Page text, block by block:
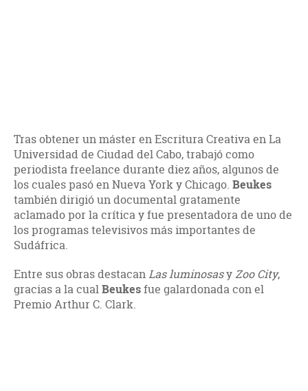
Tras obtener un máster en Escritura Creativa en La
Universidad de Ciudad del Cabo, trabajó como
periodista freelance durante diez años, algunos de
los cuales pasó en Nueva York y Chicago. Beukes
también dirigió un documental gratamente
aclamado por la crítica y fue presentadora de uno de
los programas televisivos más importantes de
Sudáfrica.
Entre sus obras destacanLas luminosasyZoo City,
gracias a la cualBeukesfue galardonada con el
Premio Arthur C. Clark.